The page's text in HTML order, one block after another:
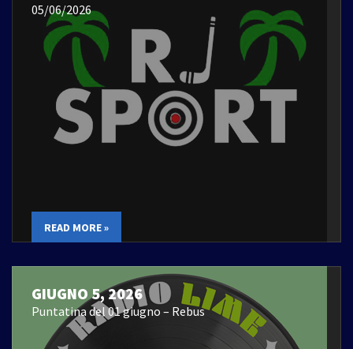
05/06/2026
READ MORE »
GIUGNO 5, 2026
Puntatina del 01 giugno – Rebus